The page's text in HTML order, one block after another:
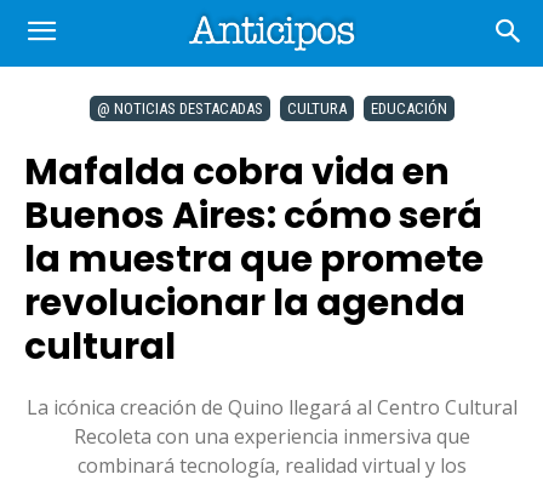
@ NOTICIAS DESTACADAS CULTURA EDUCACIÓN
Mafalda cobra vida en
Buenos Aires: cómo será
la muestra que promete
revolucionar la agenda
cultural
La icónica creación de Quino llegará al Centro Cultural
Recoleta con una experiencia inmersiva que
combinará tecnología, realidad virtual y los